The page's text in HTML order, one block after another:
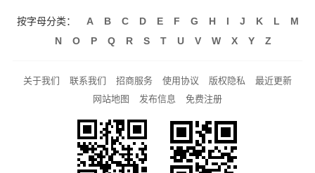
按字母分类： A B C D E F G H I J K L
M
N
O P Q R S T U V W X Y Z
关于我们 联系我们 招商服务 使用协议 版权隐私
最近更新
网站地图
发布信息 免费注册